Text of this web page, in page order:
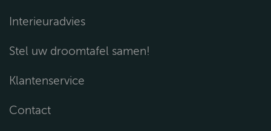
Interieuradvies
Stel uw droomtafel samen!
Klantenservice
Contact